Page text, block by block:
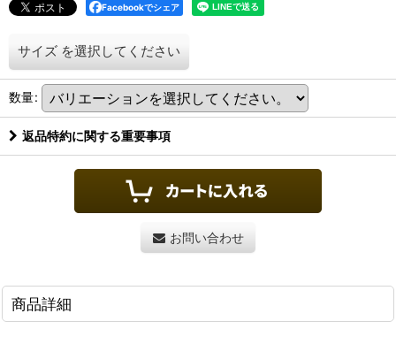
Facebookでシェア
サイズ を選択してください
数量:
返品特約に関する重要事項
お問い合わせ
商品詳細